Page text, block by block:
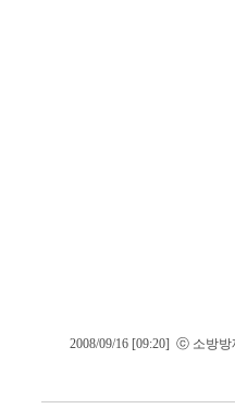
2008/09/16 [09:20] ⓒ 소방방